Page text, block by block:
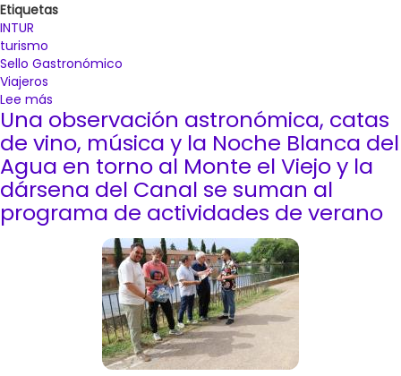
Etiquetas
INTUR
turismo
Sello Gastronómico
Viajeros
Lee más
El
Ayuntamiento
de
Palencia
apostará
en
INTUR
culinaria
Una observación astronómica, catas
de vino, música y la Noche Blanca del
Agua en torno al Monte el Viejo y la
dársena del Canal se suman al
programa de actividades de verano